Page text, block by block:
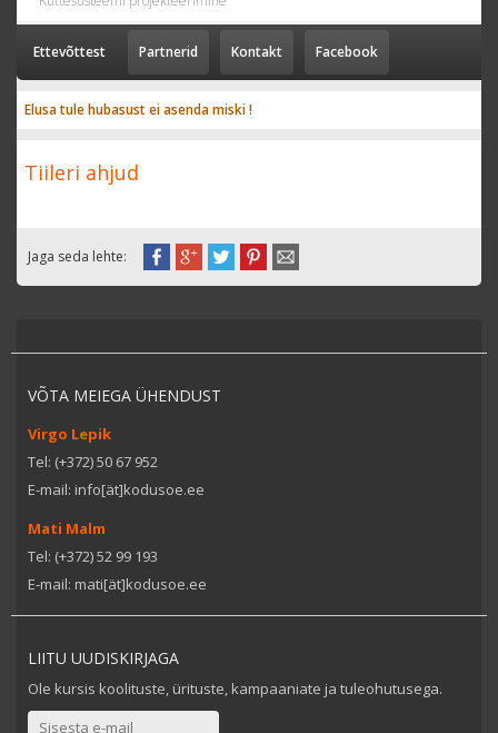
Ettevõttest Partnerid Kontakt Facebook
Elusa tule hubasust ei asenda miski !
Tiileri ahjud
Jaga seda lehte:
VÕTA MEIEGA ÜHENDUST
Virgo Lepik
Tel: (+372) 50 67 952
E-mail: info[ät]kodusoe.ee
Mati Malm
Tel: (+372) 52 99 193
E-mail: mati[ät]kodusoe.ee
LIITU UUDISKIRJAGA
Ole kursis koolituste, ürituste, kampaaniate ja tuleohutusega.